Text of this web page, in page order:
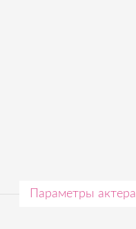
Параметры актера